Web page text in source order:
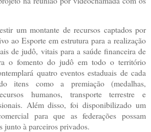
um montante de recursos captados por
ao Esporte em estrutura para a realização
de judô, vitais para a saúde financeira de
o fomento do judô em todo o território
quatro eventos estaduais de cada
itens como a premiação (medalhas,
humanos, transporte terrestre e
Além disso, foi disponibilizado um
para que as federações possam
junto à parceiros privados.